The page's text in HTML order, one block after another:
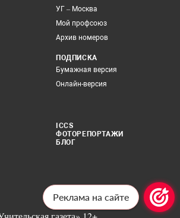
УГ – Москва
Мой профсоюз
Архив номеров
ПОДПИСКА
Бумажная версия
Онлайн-версия
ICCS
ФОТОРЕПОРТАЖИ
БЛОГ
Реклама на сайте